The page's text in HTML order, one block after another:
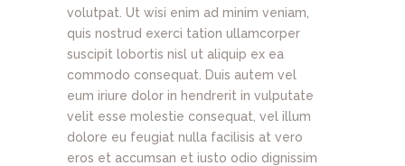
volutpat. Ut wisi enim ad minim veniam,
quis nostrud exerci tation ullamcorper
suscipit lobortis nisl ut aliquip ex ea
commodo consequat. Duis autem vel
eum iriure dolor in hendrerit in vulputate
velit esse molestie consequat, vel illum
dolore eu feugiat nulla facilisis at vero
eros et accumsan et iusto odio dignissim